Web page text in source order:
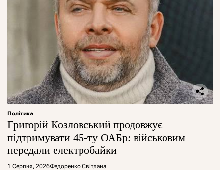
Політика
Григорій Козловський продовжує
підтримувати 45-ту ОАБр: військовим
передали електробайки
1 Серпня, 2026Федоренко Світлана